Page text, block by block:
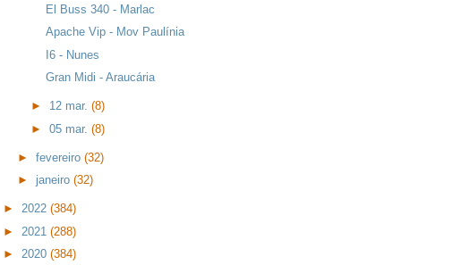
El Buss 340 - Marlac
Apache Vip - Mov Paulínia
I6 - Nunes
Gran Midi - Araucária
► 12 mar.(8)
►05 mar.(8)
► fevereiro (32)
► janeiro (32)
► 2022 (384)
► 2021 (288)
► 2020 (384)